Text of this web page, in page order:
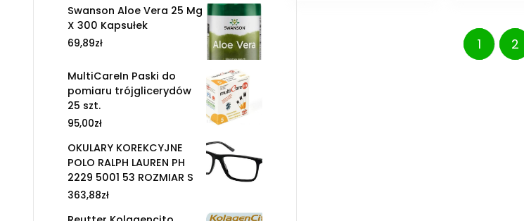
1 2
Swanson Aloe Vera 25 Mg
X 300 Kapsułek
69,89zł
MultiCareIn Paski do
pomiaru trójglicerydów
25 szt.
95,00zł
OKULARY KOREKCYJNE
POLO RALPH LAUREN PH
2229 5001 53 ROZMIAR S
363,88zł